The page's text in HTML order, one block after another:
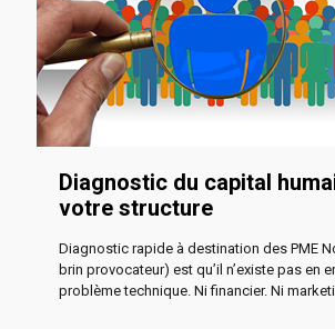
Diagnostic du capital
votre structure
Diagnostic rapide à destination des PME
brin provocateur) est qu’il n’existe pas en
problème technique. Ni financier. Ni